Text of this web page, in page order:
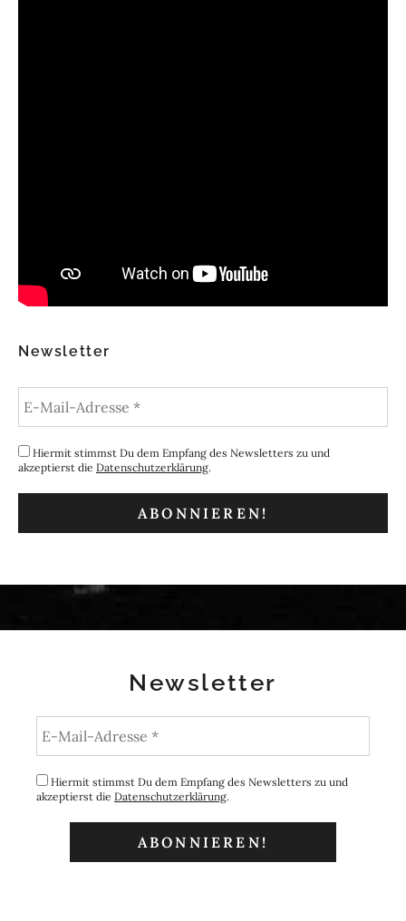
Newsletter
Hiermit stimmst Du dem Empfang des Newsletters zu und
akzeptierst die Datenschutzerklärung.
Newsletter
Hiermit stimmst Du dem Empfang des Newsletters zu und
akzeptierst die Datenschutzerklärung.